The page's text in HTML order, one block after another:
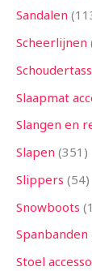
Sandalen
Scheerlijnen
Slaapmat
Slangen en
Slapen 351
Slippers 54
Snowboots
Spanbanden
Stoel